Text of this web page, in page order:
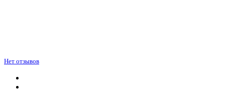
Нет отзывов